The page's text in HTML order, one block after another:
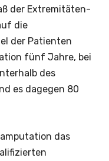
der Extremitäten-
die
der Patienten
fünf Jahre, bei
des
es dagegen 80
das